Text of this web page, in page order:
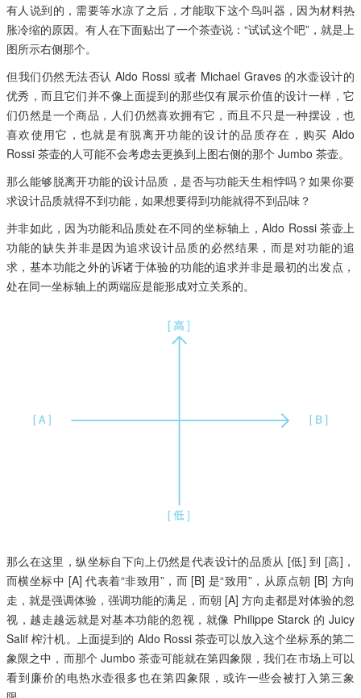
有人说到的，需要等水凉了之后，才能取下这个鸟叫器，因为材料热
胀冷缩的原因。有人在下面贴出了一个茶壶说：“试试这个吧”，就是上
图所示右侧那个。
但我们仍然无法否认 Aldo Rossi 或者 Michael Graves 的水壶设计的
优秀，而且它们并不像上面提到的那些仅有展示价值的设计一样，它
们仍然是一个商品，人们仍然喜欢拥有它，而且不只是一种摆设，也
喜欢使用它，也就是有脱离开功能的设计的品质存在，购买 Aldo
Rossi 茶壶的人可能不会考虑去更换到上图右侧的那个 Jumbo 茶壶。
那么能够脱离开功能的设计品质，是否与功能天生相悖吗？如果你要
求设计品质就得不到功能，如果想要得到功能就得不到品味？
并非如此，因为功能和品质处在不同的坐标轴上，Aldo Rossi 茶壶上
功能的缺失并非是因为追求设计品质的必然结果，而是对功能的追
求，基本功能之外的诉诸于体验的功能的追求并非是最初的出发点，
处在同一坐标轴上的两端应是能形成对立关系的。
那么在这里，纵坐标自下向上仍然是代表设计的品质从 [低] 到 [高]，
而横坐标中 [A] 代表着“非致用”，而 [B] 是“致用”，从原点朝 [B] 方向
走，就是强调体验，强调功能的满足，而朝 [A] 方向走都是对体验的忽
视，越走越远就是对基本功能的忽视，就像 Philippe Starck 的 Juicy
Salif 榨汁机。上面提到的 Aldo Rossi 茶壶可以放入这个坐标系的第二
象限之中，而那个 Jumbo 茶壶可能就在第四象限，我们在市场上可以
看到廉价的电热水壶很多也在第四象限，或许一些会被打入第三象